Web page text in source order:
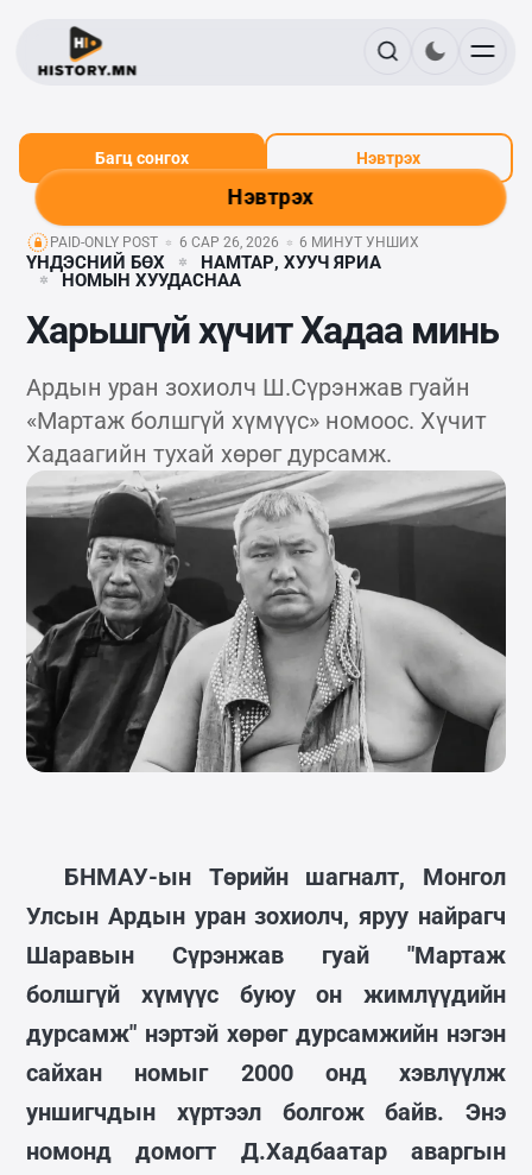
Нэвтрэх
Багц сонгох Нэвтрэх
PAID-ONLY POST 6 САР 26, 2026 6 МИНУТ УНШИХ
ҮНДЭСНИЙ БӨХ
НАМТАР, ХУУЧ ЯРИА
НОМЫН ХУУДАСНАА
Харьшгүй хүчит Хадаа минь
Ардын уран зохиолч Ш.Сүрэнжав гуайн
«Мартаж болшгүй хүмүүс» номоос. Хүчит
Хадаагийн тухай хөрөг дурсамж.
БНМАУ-ын Төрийн шагналт, Монгол
Улсын Ардын уран зохиолч, яруу найрагч
Шаравын Сүрэнжав гуай "Мартаж
болшгүй хүмүүс буюу он жимлүүдийн
дурсамж" нэртэй хөрөг дурсамжийн нэгэн
сайхан номыг 2000 онд хэвлүүлж
уншигчдын хүртээл болгож байв. Энэ
номонд домогт Д.Хадбаатар аваргын